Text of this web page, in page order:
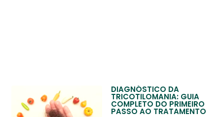
DIAGNÓSTICO DA
TRICOTILOMANIA: GUIA
COMPLETO DO PRIMEIRO
PASSO AO TRATAMENTO